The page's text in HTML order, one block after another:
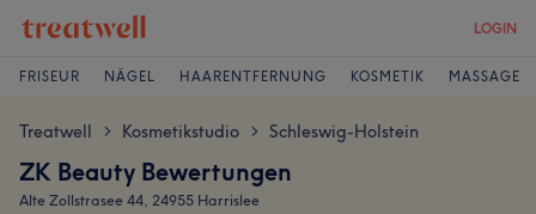
LOGIN
FRISEUR NÄGEL HAARENTFERNUNG KOSMETIK MASSAGE
Treatwell > Kosmetikstudio > Schleswig-Holstein
ZK Beauty Bewertungen
Alte Zollstrasee 44, 24955 Harrislee